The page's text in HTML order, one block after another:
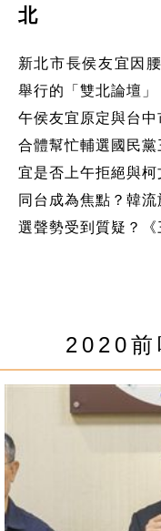
北
新北市長侯友宜因
舉行的「雙北論壇
午侯友宜原定與台
合體幫忙輔選國民
宜是否上午拒絕與
同台成為焦點？韓
選聲勢受到質疑？《
2020前